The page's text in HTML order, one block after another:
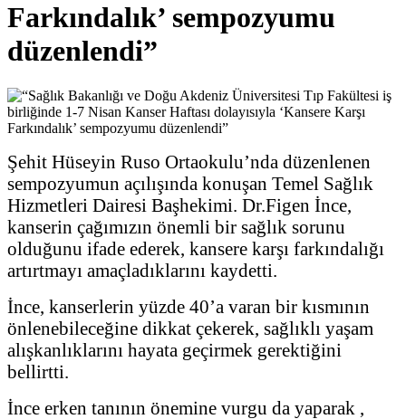
Farkındalık’ sempozyumu
düzenlendi”
Şehit Hüseyin Ruso Ortaokulu’nda düzenlenen
sempozyumun açılışında konuşan Temel Sağlık
Hizmetleri Dairesi Başhekimi. Dr.Figen İnce,
kanserin çağımızın önemli bir sağlık sorunu
olduğunu ifade ederek, kansere karşı farkındalığı
artırtmayı amaçladıklarını kaydetti.
İnce, kanserlerin yüzde 40’a varan bir kısmının
önlenebileceğine dikkat çekerek, sağlıklı yaşam
alışkanlıklarını hayata geçirmek gerektiğini
bellirtti.
İnce erken tanının önemine vurgu da yaparak ,